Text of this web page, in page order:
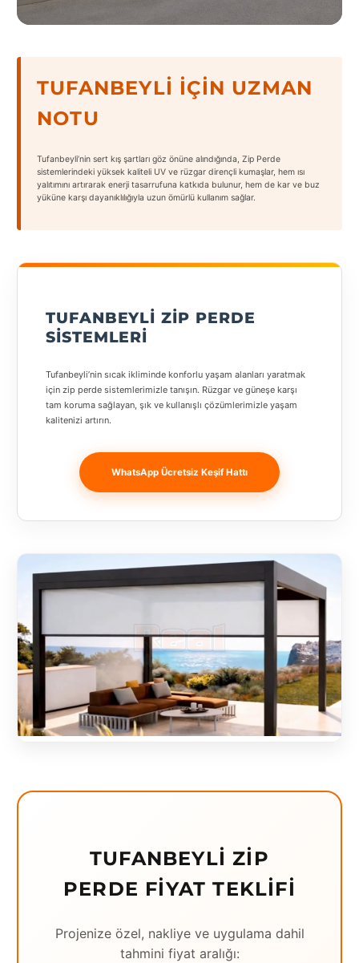
TUFANBEYLI İÇIN UZMAN
NOTU
Tufanbeyli’nin sert kış şartları göz önüne alındığında, Zip Perde
sistemlerindeki yüksek kaliteli UV ve rüzgar dirençli kumaşlar, hem ısı
yalıtımını artırarak enerji tasarrufuna katkıda bulunur, hem de kar ve buz
yüküne karşı dayanıklılığıyla uzun ömürlü kullanım sağlar.
TUFANBEYLI ZIP PERDE
SISTEMLERI
Tufanbeyli’nin sıcak ikliminde konforlu yaşam alanları yaratmak
için zip perde sistemlerimizle tanışın. Rüzgar ve güneşe karşı
tam koruma sağlayan, şık ve kullanışlı çözümlerimizle yaşam
kalitenizi artırın.
WhatsApp Ücretsiz Keşif Hattı
TUFANBEYLI ZIP
PERDE FIYAT TEKLIFI
Projenize özel, nakliye ve uygulama dahil
tahmini fiyat aralığı:
States
Tüm
Adana
Adıyaman
Antalya
Balıkesir
Banja
Luka
Bingöl
Bosnia and
Bulgaristan
Çanakkale
Çekya
Diyarbakır
Gaziantep